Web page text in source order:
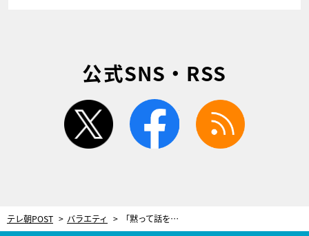
公式SNS・RSS
twitter facebook
テレ朝POST バラエティ 「黙って話を聞けないんですか？」脚本家・倉本聰が芸歴32年の人気芸人に苦言 黒柳徹子も「うるさい」とバッサリ